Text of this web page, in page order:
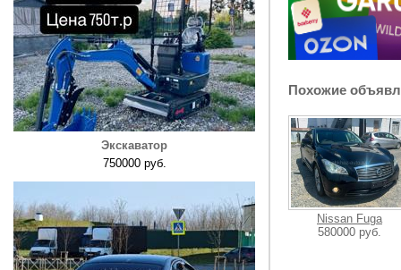
Экскаватор
750000 руб.
Похожие
Nissan Fuga
580000 руб.